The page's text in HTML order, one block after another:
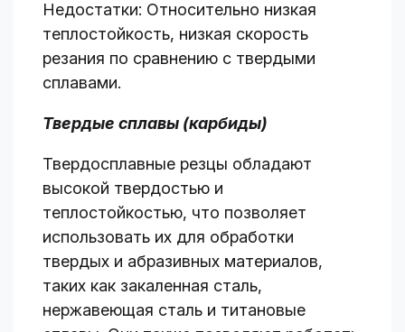
Недостатки: Относительно низкая
теплостойкость, низкая скорость
резания по сравнению с твердыми
сплавами.
Твердые сплавы (карбиды)
Твердосплавные резцы обладают
высокой твердостью и
теплостойкостью, что позволяет
использовать их для обработки
твердых и абразивных материалов,
таких как закаленная сталь,
нержавеющая сталь и титановые